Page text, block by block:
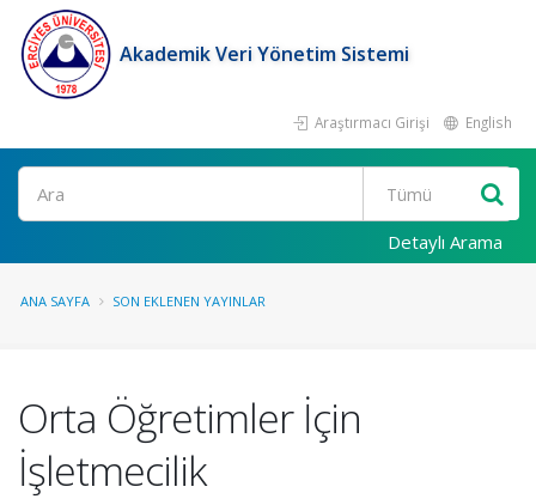
Akademik Veri Yönetim Sistemi
Araştırmacı Girişi English
Ara
Detaylı Arama
ANA SAYFA SON EKLENEN YAYINLAR
Orta Öğretimler İçin
İşletmecilik